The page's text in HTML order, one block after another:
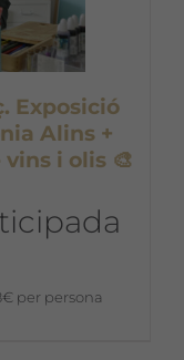
Exposició
Alins +
i olis 🎨
per persona